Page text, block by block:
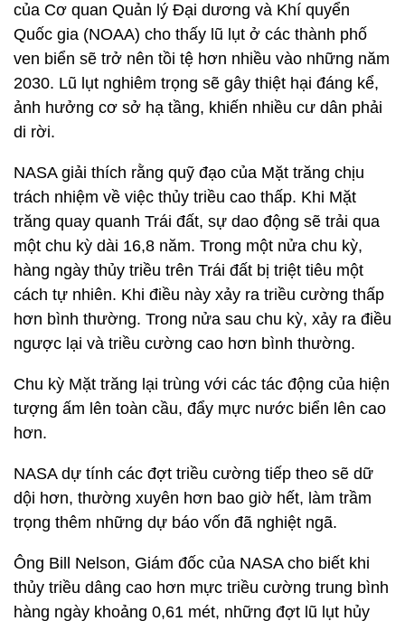
của Cơ quan Quản lý Đại dương và Khí quyển
Quốc gia (NOAA) cho thấy lũ lụt ở các thành phố
ven biển sẽ trở nên tồi tệ hơn nhiều vào những năm
2030. Lũ lụt nghiêm trọng sẽ gây thiệt hại đáng kể,
ảnh hưởng cơ sở hạ tầng, khiến nhiều cư dân phải
di rời.
NASA giải thích rằng quỹ đạo của Mặt trăng chịu
trách nhiệm về việc thủy triều cao thấp. Khi Mặt
trăng quay quanh Trái đất, sự dao động sẽ trải qua
một chu kỳ dài 16,8 năm. Trong một nửa chu kỳ,
hàng ngày thủy triều trên Trái đất bị triệt tiêu một
cách tự nhiên. Khi điều này xảy ra triều cường thấp
hơn bình thường. Trong nửa sau chu kỳ, xảy ra điều
ngược lại và triều cường cao hơn bình thường.
Chu kỳ Mặt trăng lại trùng với các tác động của hiện
tượng ấm lên toàn cầu, đẩy mực nước biển lên cao
hơn.
NASA dự tính các đợt triều cường tiếp theo sẽ dữ
dội hơn, thường xuyên hơn bao giờ hết, làm trầm
trọng thêm những dự báo vốn đã nghiệt ngã.
Ông Bill Nelson, Giám đốc của NASA cho biết khi
thủy triều dâng cao hơn mực triều cường trung bình
hàng ngày khoảng 0,61 mét, những đợt lũ lụt hủy